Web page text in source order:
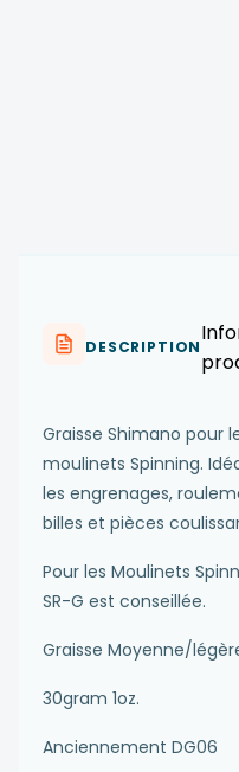
DESCRIPTION
Graisse Shimano pour
moulinets Spinning.
les engrenages,
billes et pièces
Pour les Moulinets
SR-G est conseillée.
Graisse Moyenne/
30gram 1oz.
Anciennement DG06